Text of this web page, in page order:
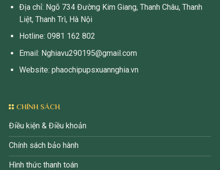
Địa chỉ: Ngõ 734 Đường Kim Giang, Thanh Châu, Thanh
Liệt, Thanh Trì, Hà Nội
Hotline: 0981 162 802
Email: Nghiavu290195@gmail.com
Website: phaochipupsxuannghia.vn
CHÍNH SÁCH
Điều kiện & Điều khoản
Chính sách bảo hành
Hình thức thanh toán